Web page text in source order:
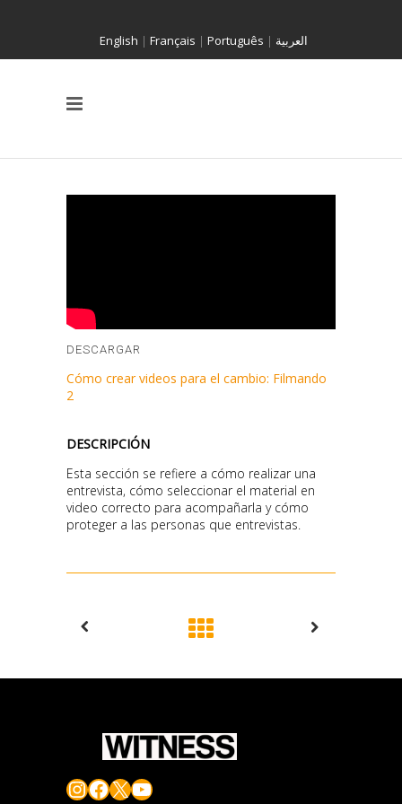
English | Français | Português | العربية
DESCARGAR
Cómo crear videos para el cambio: Filmando
2
DESCRIPCIÓN
Esta sección se refiere a cómo realizar una
entrevista, cómo seleccionar el material en
video correcto para acompañarla y cómo
proteger a las personas que entrevistas.
Instagram
Facebook
X YouTube